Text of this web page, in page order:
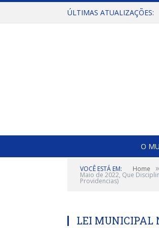
ÚLTIMAS ATUALIZAÇÕES:
O
VOCÊ ESTÁ EM: Home »
Maio de 2022, Que
Providencias)
LEI MUNICIPAL